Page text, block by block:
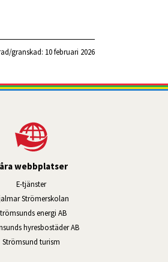
granskad: 10 februari 2026
webbplatser
E-tjänsterLänk till annan webbplats, öppnas i
StrömerskolanLänk till annan webbplats,
energi ABLänk till annan webbplats,
hyresbostäder ABLänk till annan webbplats,
Strömsund turism